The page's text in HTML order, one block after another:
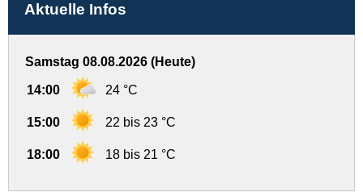
Aktuelle Infos
Samstag 08.08.2026 (Heute)
14:00 24 °C
15:00 22 bis 23 °C
18:00 18 bis 21 °C